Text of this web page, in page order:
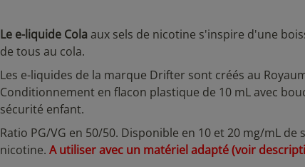
Le e-liquide Colaaux sels de nicotine s'inspire d'une
de tous au cola.
Les e-liquides de la marque Drifter sont créés au
Conditionnement en flacon plastique de 10 mL avec
sécurité enfant.
Ratio PG/VG en 50/50. Disponible en 10 et 20 mg/mL de
nicotine. A utiliser avec un matériel adapté (voir